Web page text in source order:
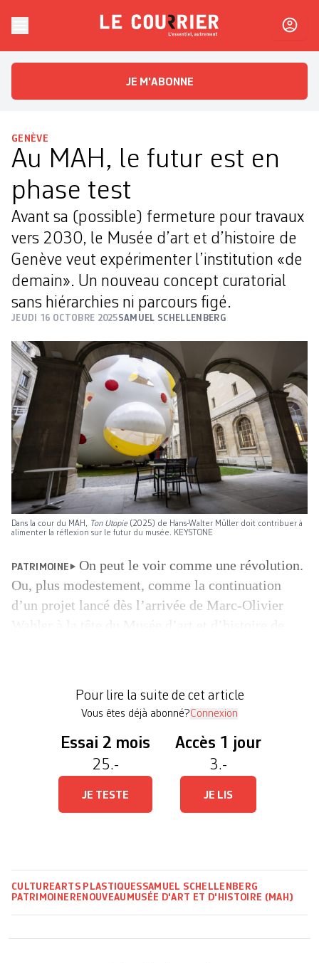
Le CourrierL'essentiel, autrement
JE M'ABONNE
GENÈVE
Au MAH, le futur est en
phase test
Avant sa (possible) fermeture pour travaux
vers 2030, le Musée d’art et d’histoire de
Genève veut expérimenter l’institution «de
demain». Un nouveau concept curatorial
sans hiérarchies ni parcours figé.
JEUDI 16 OCTOBRE 2025SAMUEL SCHELLENBERG
Dans la cour du MAH, Ton Utopie (2025) de Hans-Walter Müller doit contribuer à
alimenter la réflexion sur le futur du musée. KEYSTONE
PATRIMOINE
On peut le voir comme une révolution.
Ou, plus modestement, comme la continuation
d’un projet lancé dès l’arrivée de Marc-Olivier
encyclopédique, les envies […]
Pour lire la suite de cet article
Vous êtes déjà abonné?Connexion
Essai 2 mois
25.-
JE TESTE
Accès 1 jour
3.-
JE LIS
CULTUREARTS PLASTIQUESSAMUEL SCHELLENBERG
PATRIMOINE RENOUVEAU MUSÉE D'ART ET D'HISTOIRE (MAH)